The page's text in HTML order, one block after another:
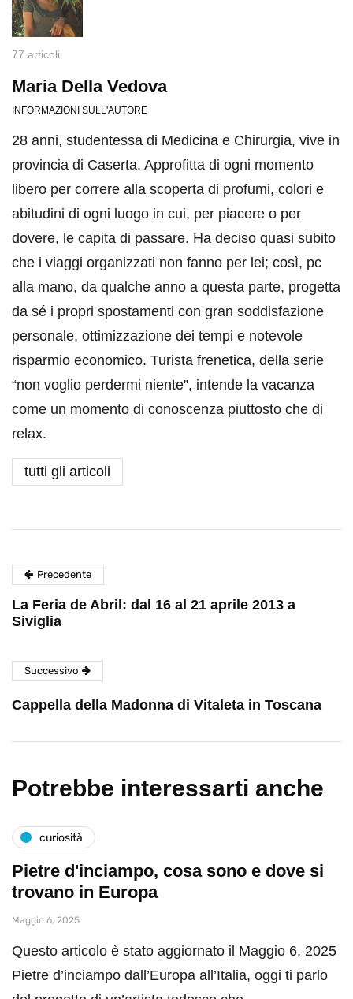
77 articoli
Maria Della Vedova
INFORMAZIONI SULL'AUTORE
28 anni, studentessa di Medicina e Chirurgia, vive in
provincia di Caserta. Approfitta di ogni momento
libero per correre alla scoperta di profumi, colori e
abitudini di ogni luogo in cui, per piacere o per
dovere, le capita di passare. Ha deciso quasi subito
che i viaggi organizzati non fanno per lei; così, pc
alla mano, da qualche anno a questa parte, progetta
da sé i propri spostamenti con gran soddisfazione
personale, ottimizzazione dei tempi e notevole
risparmio economico. Turista frenetica, della serie
“non voglio perdermi niente”, intende la vacanza
come un momento di conoscenza piuttosto che di
relax.
tutti gli articoli
Precedente
La Feria de Abril: dal 16 al 21 aprile 2013 a
Siviglia
Successivo
Cappella della Madonna di Vitaleta in Toscana
Potrebbe interessarti anche
curiosità
Pietre d'inciampo, cosa sono e dove si
trovano in Europa
Maggio 6, 2025
Questo articolo è stato aggiornato il Maggio 6, 2025
Pietre d’inciampo dall’Europa all’Italia, oggi ti parlo